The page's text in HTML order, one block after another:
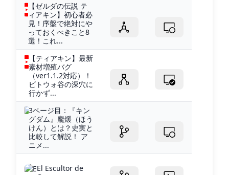
【ゼルダの伝説 テ
ィアキン】初心者必
見！序盤で絶対にや
っておくべきこと8
選！これ...
【ティアキン】最新
素材増殖バグ
（ver1.1.2対応）！
ビトウォ谷の深穴に
行かず...
3ページ目：『キン
グダム』龐煖（ほう
けん）とは？史実と
比較して解説！ ア
ニメ...
El Escultor de